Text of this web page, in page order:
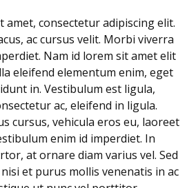
amet, consectetur adipiscing elit.
ac cursus velit. Morbi viverra
Nam id lorem sit amet elit
eleifend elementum enim, eget
in. Vestibulum est ligula,
ac, eleifend in ligula.
cursus, vehicula eros eu, laoreet
enim id imperdiet. In
at ornare diam varius vel. Sed
et purus mollis venenatis in ac